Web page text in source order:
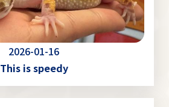
2026-01-16
This is speedy